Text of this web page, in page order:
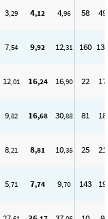
3,29 4,12 4,96 58 49
7,54 9,92 12,31 160 135
12,01 16,24 16,90 22 17
9,82 16,68 30,88 81 18
8,21 8,81 10,35 25 21
5,71 7,74 9,70 143 19